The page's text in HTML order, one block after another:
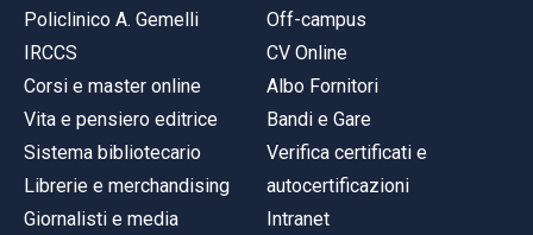
Policlinico A. Gemelli
IRCCS
Corsi e master online
Vita e pensiero editrice
Sistema bibliotecario
Librerie e merchandising
Giornalisti e media
Off-campus
CV Online
Albo Fornitori
Bandi e Gare
Verifica certificati e
autocertificazioni
Intranet